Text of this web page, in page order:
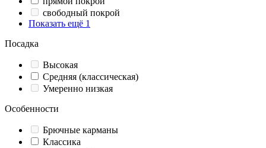
свободный покрой
Показать ещё 1
Посадка
Высокая
Средняя (классическая)
Умеренно низкая
Особенности
Брючные карманы
Классика